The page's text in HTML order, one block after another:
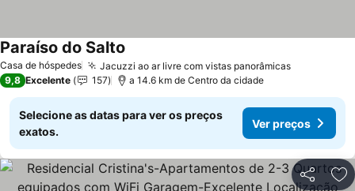
Casa de hóspedes Jacuzzi ao ar livre com vistas panorâmicas
Paraíso do Salto
9,8 Excelente 157 a 14.6 km de Centro da cidade
Selecione as datas para ver os preços
exatos.
Ver preços
Partilhar